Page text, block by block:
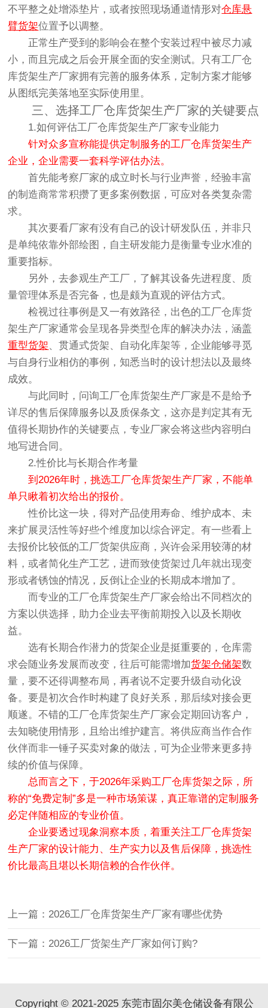
不平整之处增添垫片，或者按照现场通道情形对仓库悬
臂货架位置予以调整。
正常生产受到的影响会在整个安装过程中被尽力减
小，而且完成之后会开展全面的安全测试。只有工厂仓
库货架生产厂家拥有完善的服务体系，定制方案才能够
从图纸完美落地至实际使用里。
三、选择工厂仓库货架生产厂家的关键要点
1.如何评估工厂仓库货架生产厂家专业能力
针对众多宣称能提供定制服务的工厂仓库货架生产
企业，企业需要一套科学评估办法。
首先能考察厂家的成立时长与行业声誉，经验丰富
的制造商常常积攒了更多案例数据，可应对各类复杂需
求。
其次要看厂家有没有自己的设计研发队伍，并非只
是单纯依靠外部绘图，自主研发能力是衡量专业水准的
重要指标。
另外，去参观生产工厂，了解其设备先进程度、质
量管理体系是否完备，也是颇为直观的评估方式。
检视过往事例是又一有效路径，出色的工厂仓库货
架生产厂家通常会呈现各异类型仓库的解决办法，涵盖
重型货架 、贯通式货架、自动化库架等，企业能够寻觅
与自身行业相仿的事例，知悉当时的设计想法以及最终
成效。
与此同时，问询工厂仓库货架生产厂家是不是给予
详尽的售后保障服务以及质保条文，这亦是判定其有无
值得长期协作的关键要点，专业厂家会将这些内容明白
地写进合同。
2.性价比与长期合作考量
到2026年时，挑选工厂仓库货架生产厂家，不能单
单只瞅着初次给出的报价。
性价比这一块，得对产品使用寿命、维护成本、未
来扩展灵活性等好些个维度加以综合评定。有一些看上
去报价比较低的工厂货架供应商，兴许会采用较薄的材
料，或者简化生产工艺，进而致使货架过几年就出现变
形或者锈蚀的情况，反倒让企业的长期成本增加了。
而专业的工厂仓库货架生产厂家会给出不同档次的
方案以供选择，助力企业去平衡前期投入以及长期收
益。
选有长期合作潜力的货架企业是挺重要的，仓库需
求会随业务发展而改变，往后可能需增加货架仓储架数
量，要不还得调整布局，再者说不定要升级自动化设
备。要是初次合作时构建了良好关系，那后续对接会更
顺遂。不错的工厂仓库货架生产厂家会定期回访客户，
去知晓使用情形，且给出维护建言。将供应商当作合作
伙伴而非一锤子买卖对象的做法，可为企业带来更多持
续的价值与保障。
总而言之下，于2026年采购工厂仓库货架之际，所
称的“免费定制”多是一种市场策谋，真正靠谱的定制服务
必定伴随相应的专业价值。
企业要透过现象洞察本质，着重关注工厂仓库货架
生产厂家的设计能力、生产实力以及售后保障，挑选性
价比最高且堪以长期信赖的合作伙伴。
上一篇：2026工厂仓库货架生产厂家有哪些优势
下一篇：2026工厂货架生产厂家如何订购?
Copyright © 2021-2025 东莞市固尔美仓储设备有限公